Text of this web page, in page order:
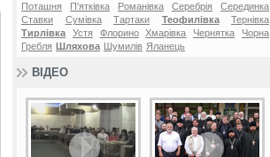
Поташня
П'ятківка Романівка Серебрія
Серединка
Ставки
Сумівка Тартаки Теофилівка
Тернівка
Тирлівка
Устя Флорино Хмарівка Чернятка
Чорна
Гребля Шляхова Шумилів Яланець
ВІДЕО